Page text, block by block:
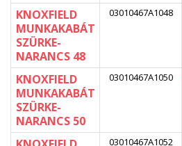
KNOXFIELD
MUNKAKABÁT
SZÜRKE-
NARANCS 48
03010467A1048
KNOXFIELD
MUNKAKABÁT
SZÜRKE-
NARANCS 50
03010467A1050
03010467A1052